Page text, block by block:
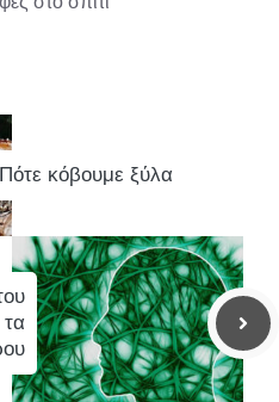
Πότε κόβουμε ξύλα
τα